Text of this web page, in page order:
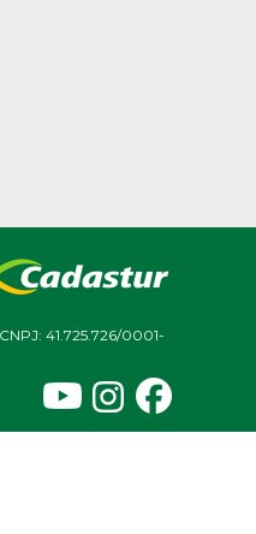
41.725.726/0001-